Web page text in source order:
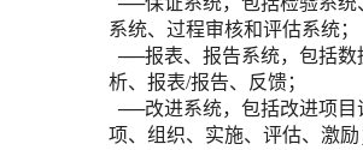
系统、过程审核和评估系统；
──报表、报告系统，包括数
析、报表/报告、反馈；
──改进系统，包括改进项目
项、组织、实施、评估、激励